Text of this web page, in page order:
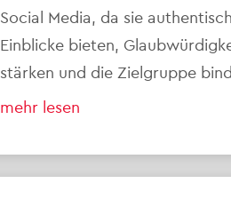
Social Media, da sie
Einblicke bieten,
stärken und die Zielgruppe
mehr lesen